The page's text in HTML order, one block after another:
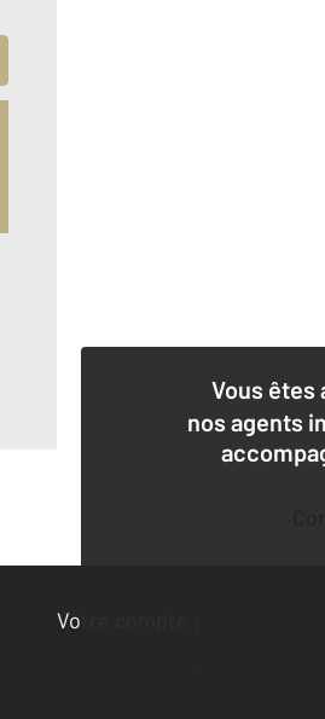
Vous êtes
nos agents
Votre compte :
Accéder à mon compte